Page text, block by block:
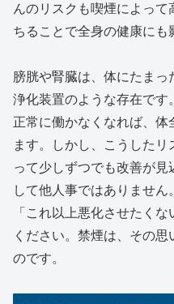
んのリスクも喫煙によっ
ちることで全身の健康にも
膀胱や腎臓は、体にたま
浄化装置のような存在です
正常に働かなくなれば、
ます。しかし、こうした
って少しずつでも改善が
して他人事ではありません
「これ以上悪化させたく
ください。禁煙は、その
のです。